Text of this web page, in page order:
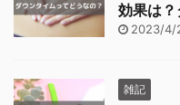
効果は？
2023/4/
雑記